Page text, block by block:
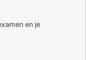
en je